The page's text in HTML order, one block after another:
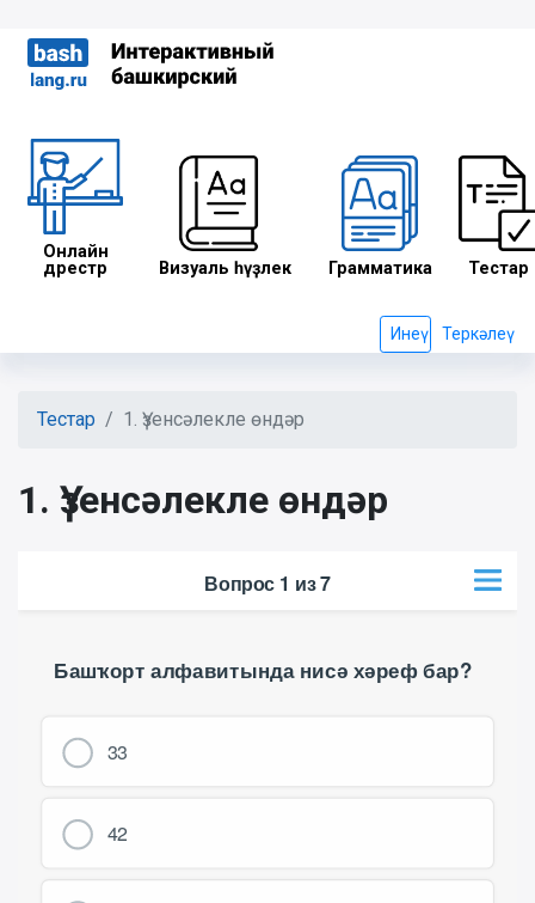
Онлайн
дәрестәр
Визуаль һүҙлек Грамматика Тестар
Инеү Теркәлеү
Тестар 1. Үҙенсәлекле өндәр
1. Үҙенсәлекле өндәр